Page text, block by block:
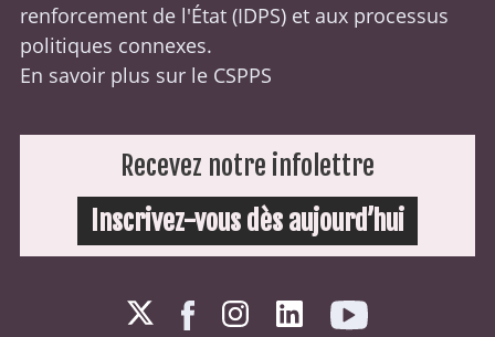
renforcement de l'État (IDPS) et aux processus
politiques connexes.
En savoir plus sur le CSPPS
Recevez notre infolettre
Inscrivez-vous dès aujourd’hui